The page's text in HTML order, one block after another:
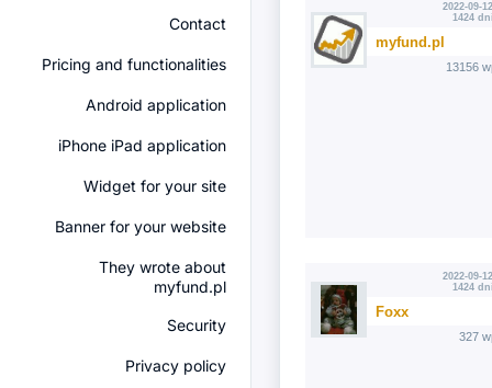
Contact
Pricing and functionalities
Android application
iPhone iPad application
Widget for your site
Banner for your website
They wrote about
myfund.pl
Security
Privacy policy
2022-09-
1424
myfund.pl
13156
2022-09-
1424
Foxx
327